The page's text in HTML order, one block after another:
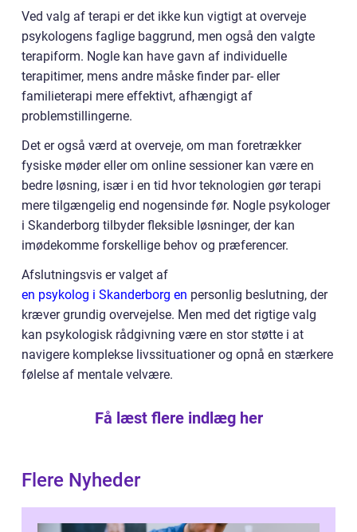
Ved valg af terapi er det ikke kun vigtigt at overveje
psykologens faglige baggrund, men også den valgte
terapiform. Nogle kan have gavn af individuelle
terapitimer, mens andre måske finder par- eller
familieterapi mere effektivt, afhængigt af
problemstillingerne.
Det er også værd at overveje, om man foretrækker
fysiske møder eller om online sessioner kan være en
bedre løsning, især i en tid hvor teknologien gør terapi
mere tilgængelig end nogensinde før. Nogle psykologer
i Skanderborg tilbyder fleksible løsninger, der kan
imødekomme forskellige behov og præferencer.
Afslutningsvis er valget af
en psykolog i Skanderborg en personlig beslutning, der
kræver grundig overvejelse. Men med det rigtige valg
kan psykologisk rådgivning være en stor støtte i at
navigere komplekse livssituationer og opnå en stærkere
følelse af mentale velvære.
Få læst flere indlæg her
Flere Nyheder